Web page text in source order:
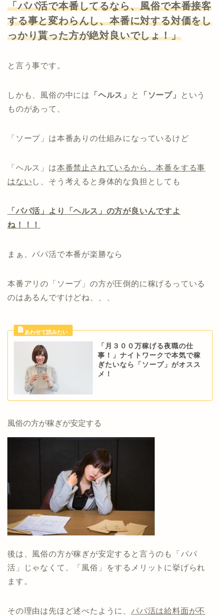
「パパ活で本番してるなら、風俗で本番接客
する事と変わらんし、本番に対する対価をし
っかり貰った方が絶対良いでしょ！」
と言う事です。
しかも、風俗の中には 「ヘルス」 と 「ソープ」
という
ものがあって、
「ソープ」は本番ありの仕組みになっているけど
「ヘルス」は本番禁止されているから、本番をする事
はない し、そう考えると身体的な負担としても
「パパ活」より「ヘルス」の方が良いんですよ
ね！！！
まぁ、パパ活で本番が楽勝なら
本番アリの「ソープ」の方が圧倒的に稼げるっている
のはあるんですけどね、、、
「月３００万稼げる夜職の仕
事！」ナイトワークで本気で稼
ぎたいなら「ソープ」がオスス
メ！
風俗の方が稼ぎが安定する
後は、風俗の方が稼ぎが安定すると言うのも「パパ
活」じゃなくて、「風俗」をするメリットに挙げられ
ます。
その理由は先ほど述べたように、 パパ活は給料面が不